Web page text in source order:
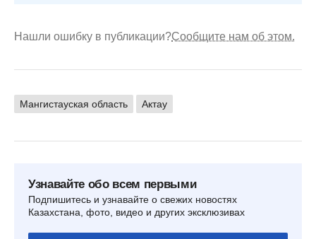
Нашли ошибку в публикации?Сообщите нам об этом.
Мангистауская область Актау
Узнавайте обо всем первыми
Подпишитесь и узнавайте о свежих новостях
Казахстана, фото, видео и других эксклюзивах